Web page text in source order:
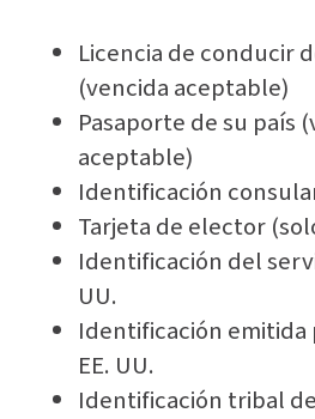
Licencia de conducir
(vencida aceptable)
Pasaporte de su país
aceptable)
Identificación
Tarjeta de elector
Identificación del
UU.
Identificación emitida
EE. UU.
Identificación tribal de